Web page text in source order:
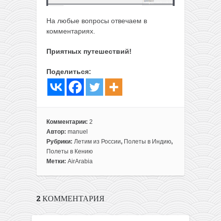
На любые вопросы отвечаем в
комментариях.
Приятных путешествий!
Поделиться:
Комментарии: 2
Автор: manuel
Рубрики: Летим из России, Полеты в Индию,
Полеты в Кению
Метки: AirArabia
2 КОММЕНТАРИЯ